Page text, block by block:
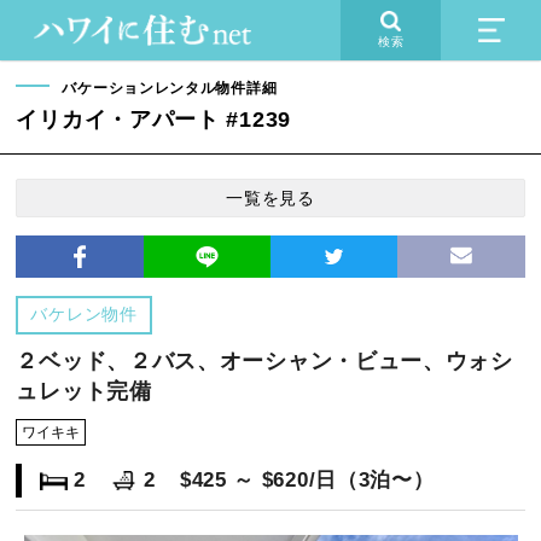
検索
バケーションレンタル物件詳細
イリカイ・アパート #1239
一覧を見る
バケレン物件
２ベッド、２バス、オーシャン・ビュー、ウォシ
ュレット完備
ワイキキ
2 2 $425 ～ $620/日（3泊〜）